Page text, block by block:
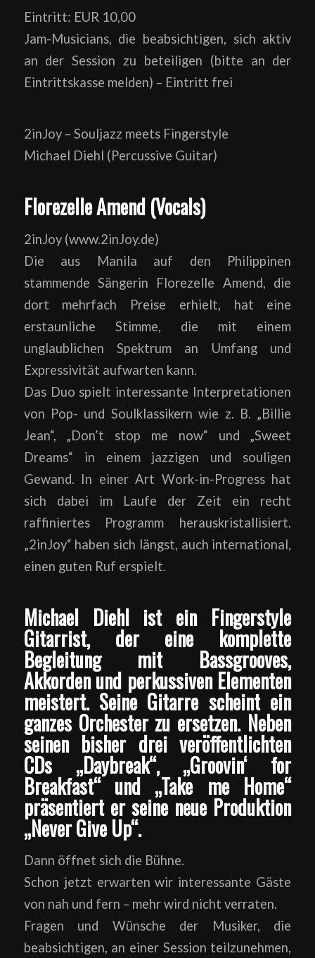
Eintritt: EUR 10,00
Jam-Musicians, die beabsichtigen, sich aktiv
an der Session zu beteiligen (bitte an der
Eintrittskasse melden) – Eintritt frei
2inJoy – Souljazz meets Fingerstyle
Michael Diehl (Percussive Guitar)
Florezelle Amend (Vocals)
2inJoy (www.2inJoy.de)
Die aus Manila auf den Philippinen
stammende Sängerin Florezelle Amend, die
dort mehrfach Preise erhielt, hat eine
erstaunliche Stimme, die mit einem
unglaublichen Spektrum an Umfang und
Expressivität aufwarten kann.
Das Duo spielt interessante Interpretationen
von Pop- und Soulklassikern wie z. B. „Billie
Jean“, „Don’t stop me now“ und „Sweet
Dreams“ in einem jazzigen und souligen
Gewand. In einer Art Work-in-Progress hat
sich dabei im Laufe der Zeit ein recht
raffiniertes Programm herauskristallisiert.
„2inJoy“ haben sich längst, auch international,
einen guten Ruf erspielt.
Michael Diehl ist ein Fingerstyle
Gitarrist, der eine komplette
Begleitung mit Bassgrooves,
Akkorden und perkussiven Elementen
meistert. Seine Gitarre scheint ein
ganzes Orchester zu ersetzen. Neben
seinen bisher drei veröffentlichten
CDs „Daybreak“, „Groovin‘ for
Breakfast“ und „Take me Home“
präsentiert er seine neue Produktion
„Never Give Up“.
Dann öffnet sich die Bühne.
Schon jetzt erwarten wir interessante Gäste
von nah und fern – mehr wird nicht verraten.
Fragen und Wünsche der Musiker, die
beabsichtigen, an einer Session teilzunehmen,